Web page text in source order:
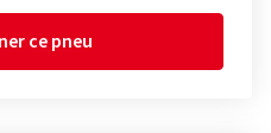
ce pneu